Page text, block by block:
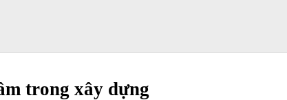
trong xây dựng